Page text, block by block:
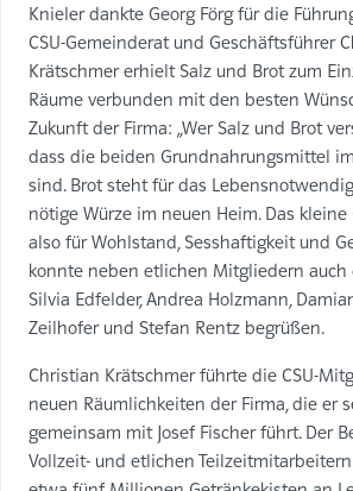
Knieler dankte Georg Förg für die
CSU-Gemeinderat und Geschäftsführer
Krätschmer erhielt Salz und Brot zum
Räume verbunden mit den besten
Zukunft der Firma: „Wer Salz und Brot
dass die beiden Grundnahrungsmittel
sind. Brot steht für das
nötige Würze im neuen Heim. Das kleine
also für Wohlstand, Sesshaftigkeit und
konnte neben etlichen Mitgliedern auch
Silvia Edfelder, Andrea Holzmann,
Zeilhofer und Stefan Rentz begrüßen.
Christian Krätschmer führte die CSU-
neuen Räumlichkeiten der Firma, die er
gemeinsam mit Josef Fischer führt. Der
Vollzeit- und etlichen